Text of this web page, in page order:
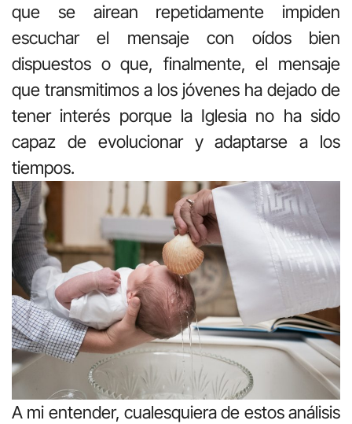
que se airean repetidamente impiden
escuchar el mensaje con oídos bien
dispuestos o que, finalmente, el mensaje
que transmitimos a los jóvenes ha dejado de
tener interés porque la Iglesia no ha sido
capaz de evolucionar y adaptarse a los
tiempos.
A mi entender, cualesquiera de estos análisis